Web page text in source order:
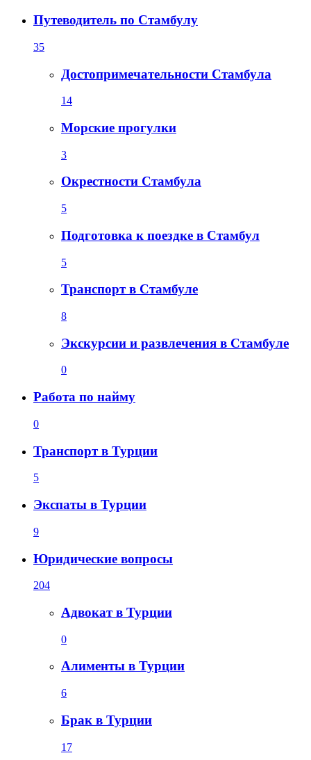
Путеводитель по Стамбулу
35
Достопримечательности Стамбула
14
Морские прогулки
3
Окрестности Стамбула
5
Подготовка к поездке в Стамбул
5
Транспорт в Стамбуле
8
Экскурсии и развлечения в Стамбуле
0
Работа по найму
0
Транспорт в Турции
5
Экспаты в Турции
9
Юридические вопросы
204
Адвокат в Турции
0
Алименты в Турции
6
Брак в Турции
17